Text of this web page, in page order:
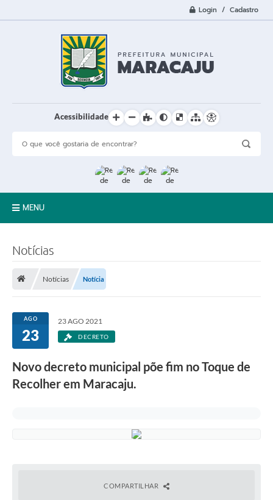
Login / Cadastro
Acessibilidade
MENU
LGPD
Licitações
Transparência
Serviços para o cidadão
Notícias
Notícias Notícia
AGO
23
23 AGO 2021
DECRETO
Novo decreto municipal põe fim no Toque de
Recolher em Maracaju.
COMPARTILHAR